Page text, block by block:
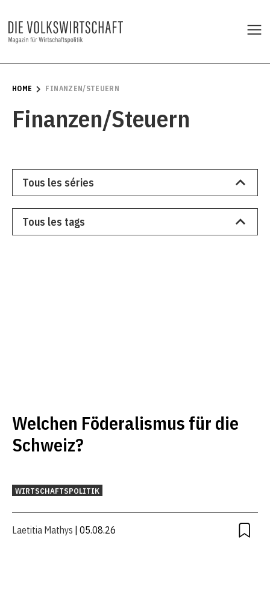
HOME FINANZEN/STEUERN
Finanzen/Steuern
Welchen Föderalismus für die
Schweiz?
WIRTSCHAFTSPOLITIK
Laetitia Mathys | 05.08.26